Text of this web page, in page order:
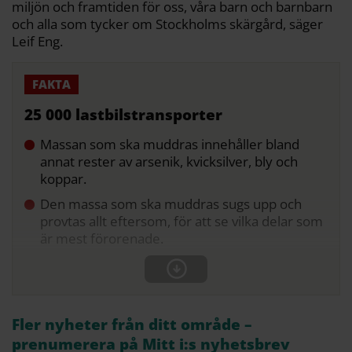
miljön och framtiden för oss, våra barn och barnbarn
och alla som tycker om Stockholms skärgård, säger
Leif Eng.
25 000 lastbilstransporter
Massan som ska muddras innehåller bland
annat rester av arsenik, kvicksilver, bly och
koppar.
Den massa som ska muddras sugs upp och
provtas allt eftersom, för att se vilka delar som
är mest förorenade.
Fler nyheter från ditt område –
prenumerera på Mitt i:s nyhetsbrev